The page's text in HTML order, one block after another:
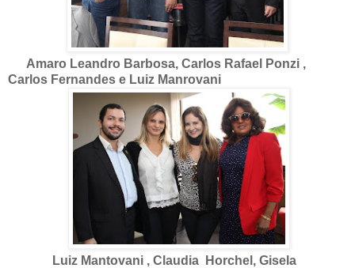
Amaro Leandro Barbosa, Carlos Rafael Ponzi ,
Carlos Fernandes e Luiz Manrovani
Luiz Mantovani , Claudia Horchel, Gisela